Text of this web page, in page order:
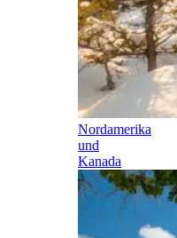
Nordamerika
und
Kanada